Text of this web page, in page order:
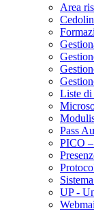
Area
Liste di
Pass
PICO
UP -